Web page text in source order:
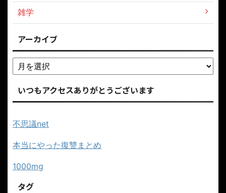
雑学
アーカイブ
いつもアクセスありがとうございます
不思議net
本当にやった復讐まとめ
1000mg
タグ